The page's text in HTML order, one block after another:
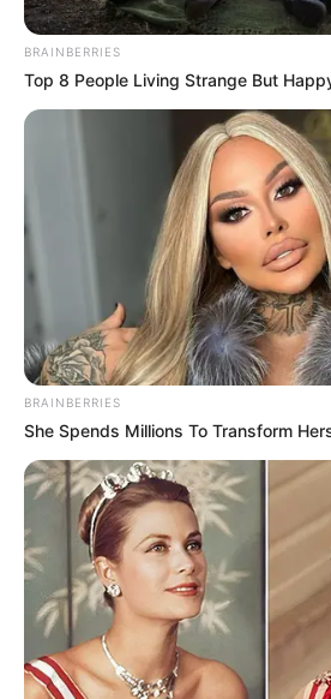
5
fans love
2015
Asal:
Korea
Jumlah Anggota:
10 Member
Fandom:
HONEY10
UP10TION merupakan grup Korea
September 2015 di bawah agensi TOP
10 member yaitu Jinhyuk, Wooshin,
Jinhoo, Gyujin, Hwanhee, Sunyoul dan
BRAINBERRIES
Top 8 People Living Strange But
BRAINBERRIES
She Spends Millions To Transform